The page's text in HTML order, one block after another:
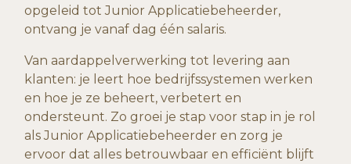
opgeleid tot Junior Applicatiebeheerder,
ontvang je vanaf dag één salaris.
Van aardappelverwerking tot levering aan
klanten: je leert hoe bedrijfssystemen werken
en hoe je ze beheert, verbetert en
ondersteunt. Zo groei je stap voor stap in je rol
als Junior Applicatiebeheerder en zorg je
ervoor dat alles betrouwbaar en efficiënt blijft